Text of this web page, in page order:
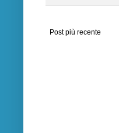
Post più recente